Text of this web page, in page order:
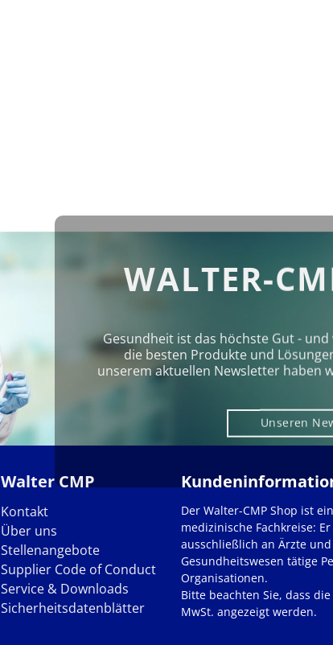
WALTER-
Gesundheit ist das höchste Gut -
die besten Produkte und
unserem aktuellen Newsletter haben
Unseren
Walter CMP
Kontakt
Über uns
Stellenangebote
Supplier Code of Conduct
Service & Downloads
Sicherheitsdatenblätter
Der Walter-CMP Shop ist
medizinische Fachkreise:
ausschließlich an Ärzte
Gesundheitswesen tätige
Organisationen.
Bitte beachten Sie, dass die
MwSt. angezeigt werden.